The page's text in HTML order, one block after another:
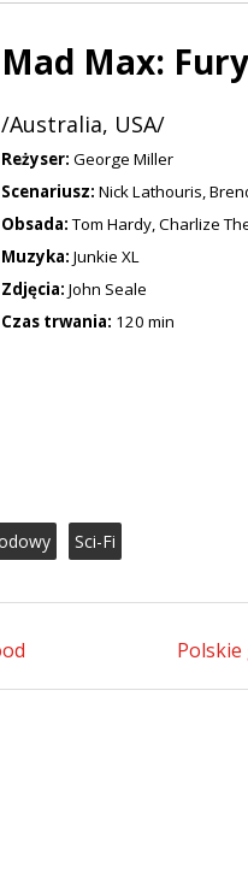
Mad Max:
/Australia, USA/
Reżyser: George Miller
Scenariusz: Nick Lathouris,
Obsada:Tom Hardy, Charlize
Muzyka: Junkie XL
Zdjęcia: John Seale
Czas trwania: 120 min
Sci-Fi
Polskie